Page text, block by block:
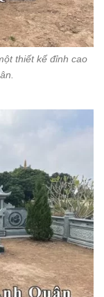
thiết kế đỉnh cao